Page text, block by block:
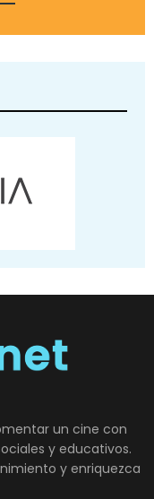
un cine con
y educativos.
y enriquezca